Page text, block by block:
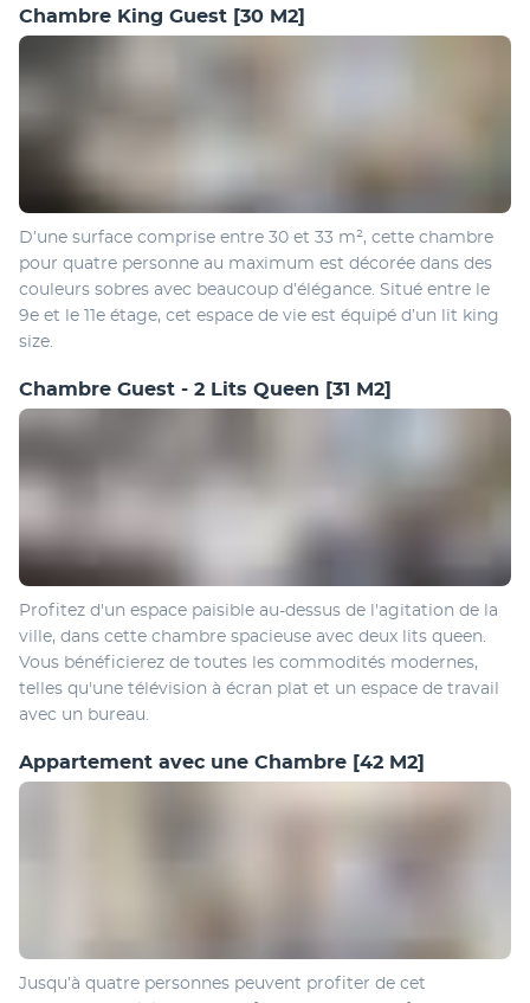
Chambre King Guest [30 M2]
D’une surface comprise entre 30 et 33 m², cette chambre
pour quatre personne au maximum est décorée dans des
couleurs sobres avec beaucoup d’élégance. Situé entre le
9e et le 11e étage, cet espace de vie est équipé d’un lit king
size.
Chambre Guest - 2 Lits Queen [31 M2]
Profitez d'un espace paisible au-dessus de l'agitation de la
ville, dans cette chambre spacieuse avec deux lits queen.
Vous bénéficierez de toutes les commodités modernes,
telles qu'une télévision à écran plat et un espace de travail
avec un bureau.
Appartement avec une Chambre [42 M2]
Jusqu’à quatre personnes peuvent profiter de cet